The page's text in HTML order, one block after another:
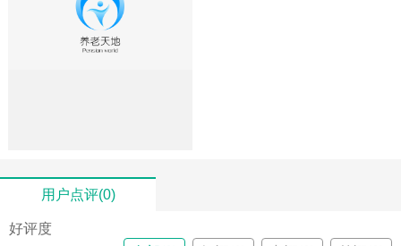
用户点评(0)
好评度